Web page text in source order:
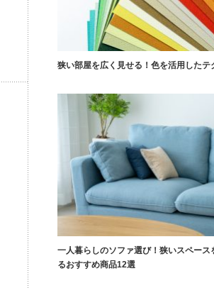
狭い部屋を広く見せる！色を活用したテ
一人暮らしのソファ選び！狭いスペース
るおすすめ商品12選